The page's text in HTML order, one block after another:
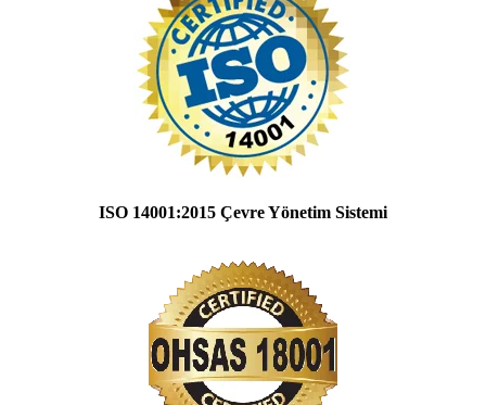
ISO 14001:2015 Çevre Yönetim Sistemi